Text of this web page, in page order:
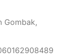
Gombak,